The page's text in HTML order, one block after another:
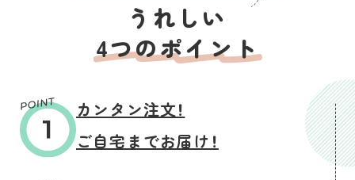
うれしい
4つのポイント
カンタン注文！
ご自宅までお届け！